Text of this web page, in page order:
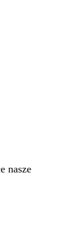
nasze